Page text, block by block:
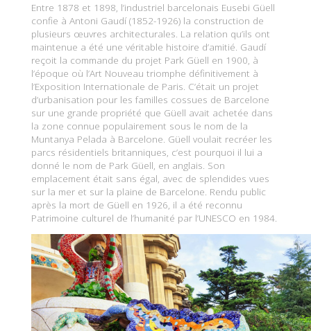
Entre 1878 et 1898, l’industriel barcelonais Eusebi Güell
confie à Antoni Gaudí (1852-1926) la construction de
plusieurs œuvres architecturales. La relation qu’ils ont
maintenue a été une véritable histoire d’amitié. Gaudí
reçoit la commande du projet Park Güell en 1900, à
l’époque où l’Art Nouveau triomphe définitivement à
l’Exposition Internationale de Paris. C’était un projet
d’urbanisation pour les familles cossues de Barcelone
sur une grande propriété que Güell avait achetée dans
la zone connue populairement sous le nom de la
Muntanya Pelada à Barcelone. Güell voulait recréer les
parcs résidentiels britanniques, c’est pourquoi il lui a
donné le nom de Park Güell, en anglais. Son
emplacement était sans égal, avec de splendides vues
sur la mer et sur la plaine de Barcelone. Rendu public
après la mort de Güell en 1926, il a été reconnu
Patrimoine culturel de l’humanité par l’UNESCO en 1984.